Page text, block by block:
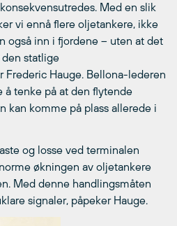
Med en slik
vi ennå flere oljetankere, ikke
også inn i fjordene – uten at det
statlige
Frederic Hauge. Bellona-lederen
å tenke på at den flytende
kan komme på plass allerede i
og losse ved terminalen
økningen av oljetankere
Med denne handlingsmåten
signaler, påpeker Hauge.